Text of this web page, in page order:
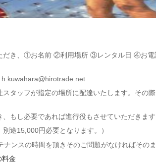
だき、①お名前 ②利用場所 ③レンタル日 ④お電
タッフが指定の場所に配達いたします。その
もし必要であれば進行役もさせていただきます
途15,000円必要となります。）
ンスの時間を頂きそのご問題がなければそのま
料金